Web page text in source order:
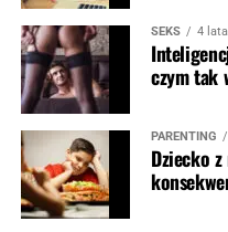
SEKS 4
czym tak
PARENTING
Dziecko